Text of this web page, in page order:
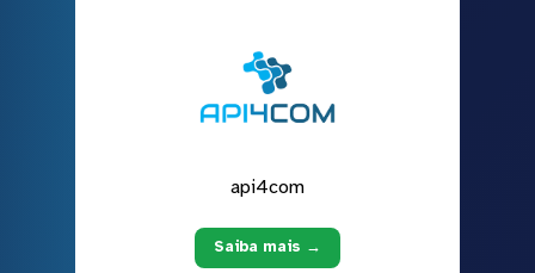
api4com
Saiba mais →